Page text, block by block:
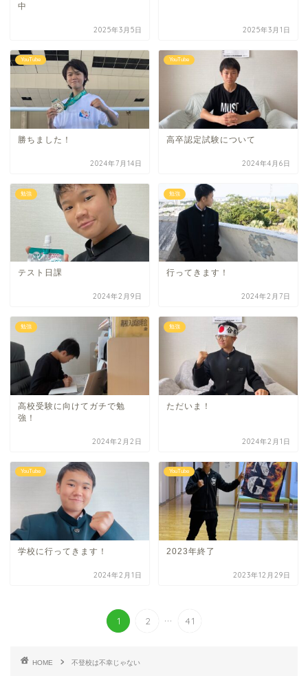
中
2025年3月5日 2025年3月1日
YouTube
勝ちました！
2024年7月14日
YouTube
高卒認定試験について
2024年4月6日
勉強
テスト日課
2024年2月9日
勉強
行ってきます！
2024年2月7日
勉強
高校受験に向けてガチで勉
強！
2024年2月2日
勉強
ただいま！
2024年2月1日
YouTube
学校に行ってきます！
2024年2月1日
YouTube
2023年終了
2023年12月29日
1 2 ... 41
HOME 不登校は不幸じゃない